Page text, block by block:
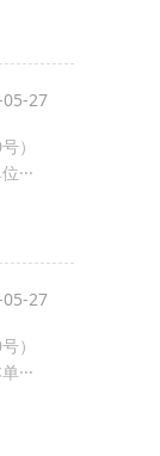
27
）
···
27
）
···